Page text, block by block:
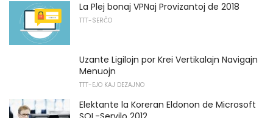
La Plej bonaj VPNaj Provizantoj de 2018
TTT-SERĈO
Uzante Ligilojn por Krei Vertikalajn Navigajn
Menuojn
TTT-EJO KAJ DEZAJNO
Elektante la Koreran Eldonon de Microsoft